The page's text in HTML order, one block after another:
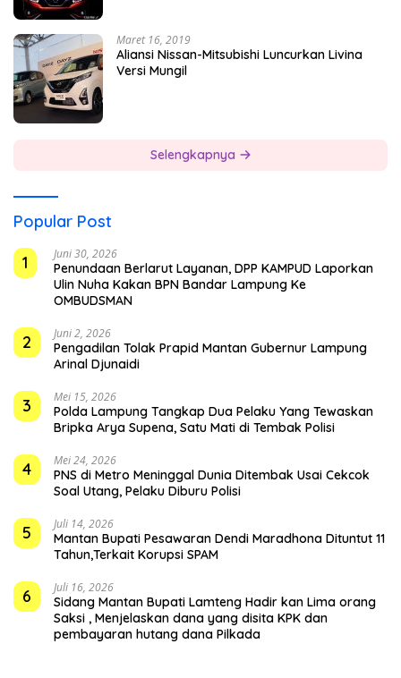
Maret 16, 2019
Aliansi Nissan-Mitsubishi Luncurkan Livina
Versi Mungil
Selengkapnya
Popular Post
1
Juni 30, 2026
Penundaan Berlarut Layanan, DPP KAMPUD Laporkan
Ulin Nuha Kakan BPN Bandar Lampung Ke
OMBUDSMAN
2 Juni 2, 2026
Pengadilan Tolak Prapid Mantan Gubernur Lampung
Arinal Djunaidi
3 Mei 15, 2026
Polda Lampung Tangkap Dua Pelaku Yang Tewaskan
Bripka Arya Supena, Satu Mati di Tembak Polisi
4 Mei 24, 2026
PNS di Metro Meninggal Dunia Ditembak Usai Cekcok
Soal Utang, Pelaku Diburu Polisi
5 Juli 14, 2026
Mantan Bupati Pesawaran Dendi Maradhona Dituntut 11
Tahun,Terkait Korupsi SPAM
6 Juli 16, 2026
Sidang Mantan Bupati Lamteng Hadir kan Lima orang
Saksi , Menjelaskan dana yang disita KPK dan
pembayaran hutang dana Pilkada